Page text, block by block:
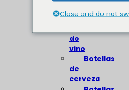
vidrio
de
vino
Botellas
de
cerveza
Close and do not